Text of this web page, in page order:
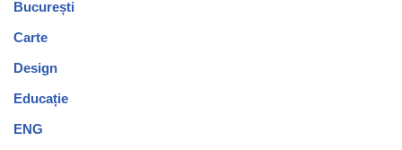
București
Carte
Design
Educație
ENG